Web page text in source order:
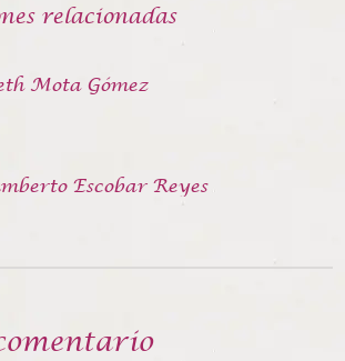
relacionadas
Mota Gómez
Escobar Reyes